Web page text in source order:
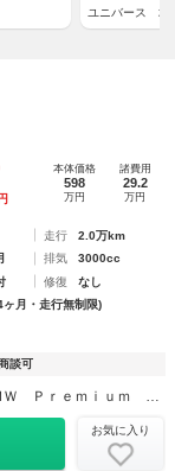
ユニバース 埼
本体価格
598
万円
諸費用
29.2
万円
走行
2.0万km
排気
3000cc
修復
なし
ヶ月・走行無制限)
談可
Ｙａｎａｓｅ ＢＭＷ ＢＭＷ Ｐｒｅｍｉｕｍ Ｓｅｌｅｃｔｉｏｎ 福岡西
お気に入り